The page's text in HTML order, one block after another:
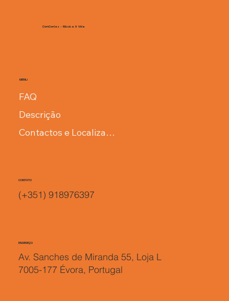
ComCordas - Música & Vida
MENU
FAQ
Descrição
Contactos e Localização
CONTATO
(+351) 918976397
ENDEREÇO
Av. Sanches de Miranda 55, Loja L
7005-177 Évora, Portugal